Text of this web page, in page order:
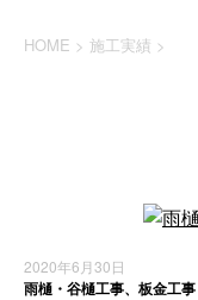
HOME > 施工実績 >
2020年6月30日
雨樋・谷樋工事、板金工事